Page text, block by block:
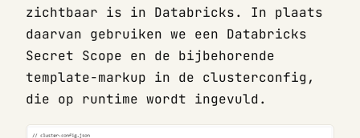
zichtbaar is in Databricks. In plaats
daarvan gebruiken we een Databricks
Secret Scope en de bijbehorende
template-markup in de clusterconfig,
die op runtime wordt ingevuld.